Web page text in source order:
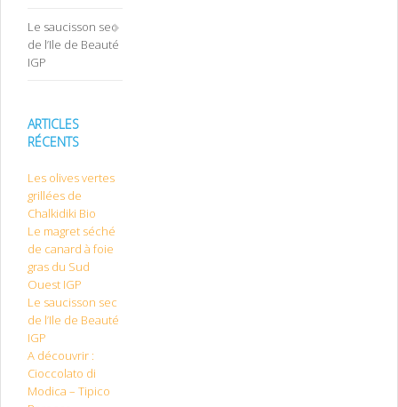
Le saucisson sec
de l’Ile de Beauté
IGP
ARTICLES
RÉCENTS
Les olives vertes
grillées de
Chalkidiki Bio
Le magret séché
de canard à foie
gras du Sud
Ouest IGP
Le saucisson sec
de l’Ile de Beauté
IGP
A découvrir :
Cioccolato di
Modica – Tipico